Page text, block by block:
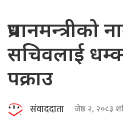
प्रधानमन्त्रीको
सचिवलाई
पक्राउ
संवाददाता जेष्ठ २, २०८३